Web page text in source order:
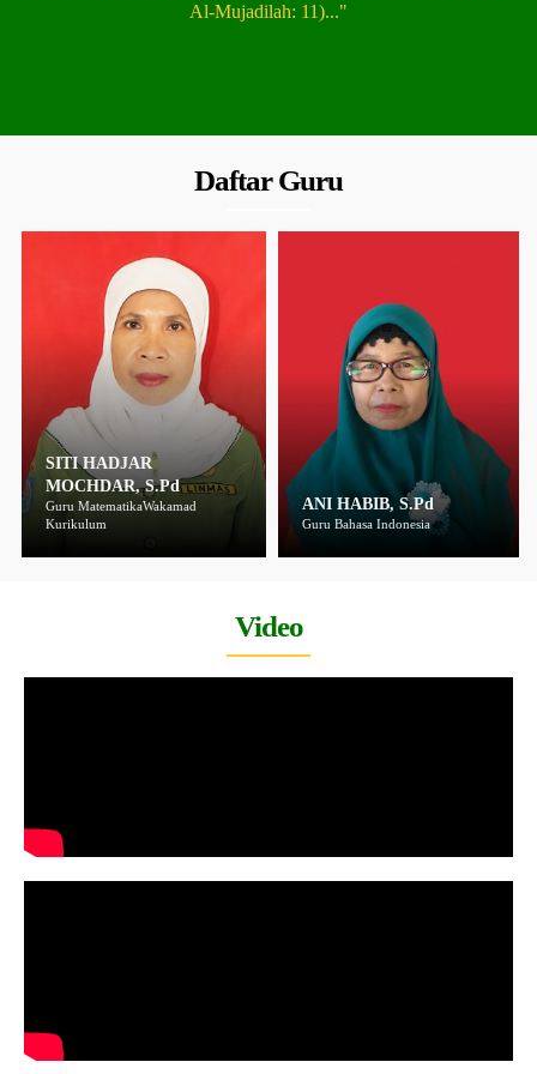
Al-Mujadilah: 11)..."
Daftar Guru
SITI HADJAR
MOCHDAR, S.Pd
Guru MatematikaWakamad
Kurikulum
ANI HABIB, S.Pd
Guru Bahasa Indonesia
Video